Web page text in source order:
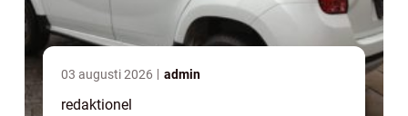
03 augusti 2026 admin
redaktionel